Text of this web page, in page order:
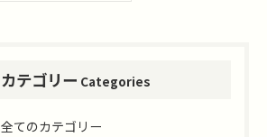
カテゴリー Categories
全てのカテゴリー